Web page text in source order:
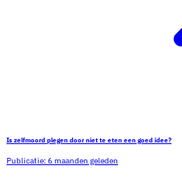
Is zelfmoord plegen door niet te eten een goed idee?
Publicatie: 6 maanden geleden